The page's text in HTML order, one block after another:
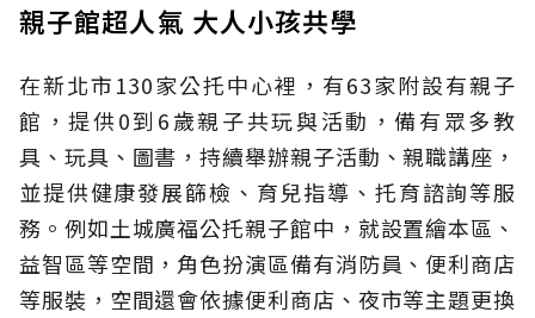
親子館超人氣 大人小孩共學
在新北市130家公托中心裡，有63家附設有親子
館，提供0到6歲親子共玩與活動，備有眾多教
具、玩具、圖書，持續舉辦親子活動、親職講座，
並提供健康發展篩檢、育兒指導、托育諮詢等服
務。例如土城廣福公托親子館中，就設置繪本區、
益智區等空間，角色扮演區備有消防員、便利商店
等服裝，空間還會依據便利商店、夜市等主題更換